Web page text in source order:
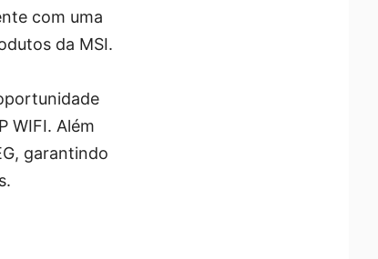
com uma
da MSI.
WIFI. Além
garantindo